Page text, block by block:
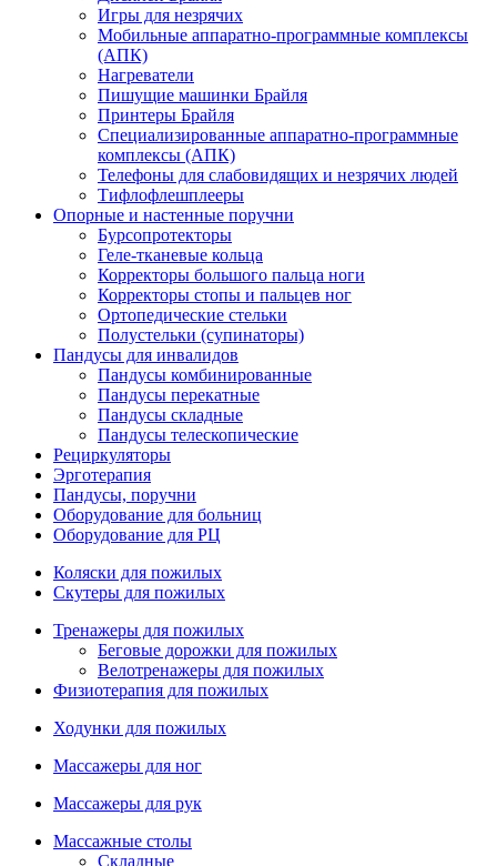
Игры для незрячих
Мобильные аппаратно-программные комплексы
(АПК)
Нагреватели
Пишущие машинки Брайля
Принтеры Брайля
Специализированные аппаратно-программные
комплексы (АПК)
Телефоны для слабовидящих и незрячих людей
Тифлофлешплееры
Опорные и настенные поручни
Бурсопротекторы
Геле-тканевые кольца
Корректоры большого пальца ноги
Корректоры стопы и пальцев ног
Ортопедические стельки
Полустельки (супинаторы)
Пандусы для инвалидов
Пандусы комбинированные
Пандусы перекатные
Пандусы складные
Пандусы телескопические
Рециркуляторы
Эрготерапия
Пандусы, поручни
Оборудование для больниц
Оборудование для РЦ
Коляски для пожилых
Скутеры для пожилых
Тренажеры для пожилых
Беговые дорожки для пожилых
Велотренажеры для пожилых
Физиотерапия для пожилых
Ходунки для пожилых
Массажеры для ног
Массажеры для рук
Массажные столы
Складные